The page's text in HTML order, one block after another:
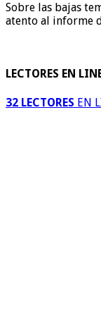
Sobre las bajas
atento al informe
LECTORES EN
32 LECTORES EN